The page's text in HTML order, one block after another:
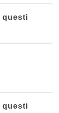
questi
questi